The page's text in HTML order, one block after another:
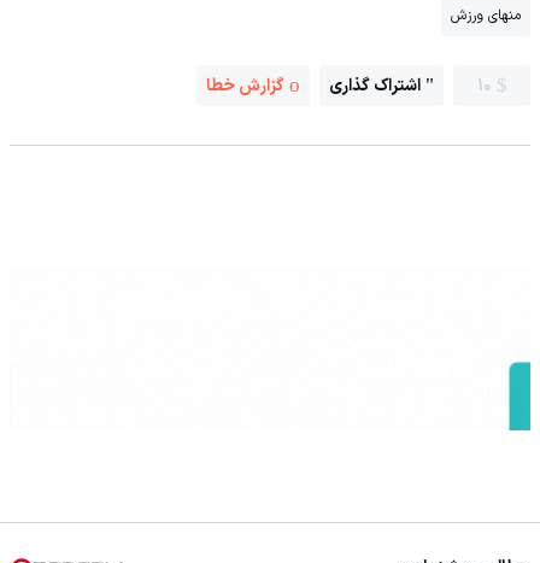
منهای ورزش
10 اشتراک گذاری گزارش خطا